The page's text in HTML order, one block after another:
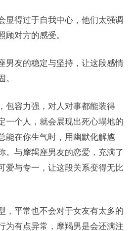
显得过于自我中心，他们太强调
顾对方的感受。
男友的稳定与坚持，让这段感情
。
包容力强，对人对事都能装得
一个人，就会展现出死心塌地的
能在你生气时，用幽默化解尴
。与摩羯座男友的恋爱，充满了
爱与专一，让这段关系变得无比
，平常也不会对于女友有太多的
为有点异常，摩羯男是会还满注